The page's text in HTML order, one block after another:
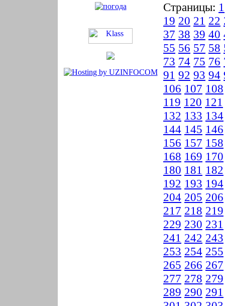
Страницы: 1
19 20 21 22
37 38 39 40
55 56 57 58
73 74 75 76
91 92 93 94
106 107 108
119 120 121
132 133 134
144 145 146
156 157 158
168 169 170
180 181 182
192 193 194
204 205 206
217 218 219
229 230 231
241 242 243
253 254 255
265 266 267
277 278 279
289 290 291